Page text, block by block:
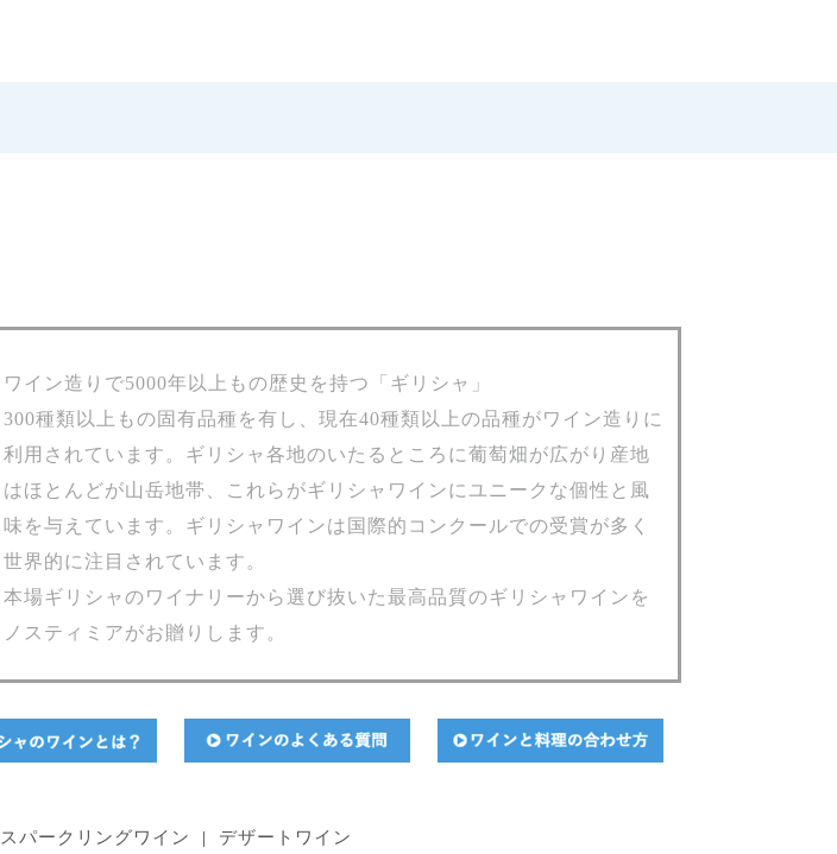
ワイン造りで5000年以上もの歴史を持つ「ギリシャ」
300種類以上もの固有品種を有し、現在40種類以上の品種がワイン造りに
利用されています。ギリシャ各地のいたるところに葡萄畑が広がり産地
はほとんどが山岳地帯、これらがギリシャワインにユニークな個性と風
味を与えています。ギリシャワインは国際的コンクールでの受賞が多く
世界的に注目されています。
本場ギリシャのワイナリーから選び抜いた最高品質のギリシャワインを
ノスティミアがお贈りします。
スパークリングワイン | デザートワイン